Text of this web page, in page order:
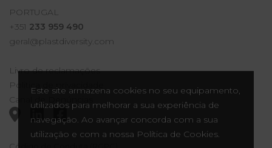
Este site armazena cookies no seu equipamento,
utilizados para melhorar a sua experiência de
navegação. Ao avançar concorda com a sua
utilização e com a nossa Política de Cookies.
PORTUGAL
+351 233 959 490
geral@plastdiversity.com
Livro de reclamações
Politica de privacidade
Canal de Denúncias